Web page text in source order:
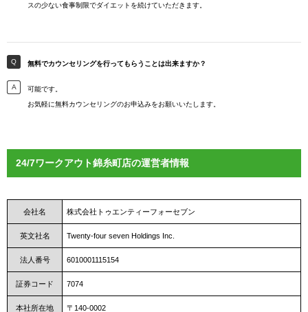
スの少ない食事制限でダイエットを続けていただきます。
無料でカウンセリングを行ってもらうことは出来ますか？
可能です。
お気軽に無料カウンセリングのお申込みをお願いいたします。
24/7ワークアウト錦糸町店の運営者情報
会社名 株式会社トゥエンティーフォーセブン
英文社名 Twenty-four seven Holdings Inc.
法人番号 6010001115154
証券コード 7074
本社所在地
〒140-0002